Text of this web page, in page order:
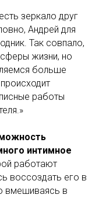
зеркало друг
Андрей для
Так совпало,
жизни, но
больше
работы
интимное
работают
воссоздать его в
вмешиваясь в